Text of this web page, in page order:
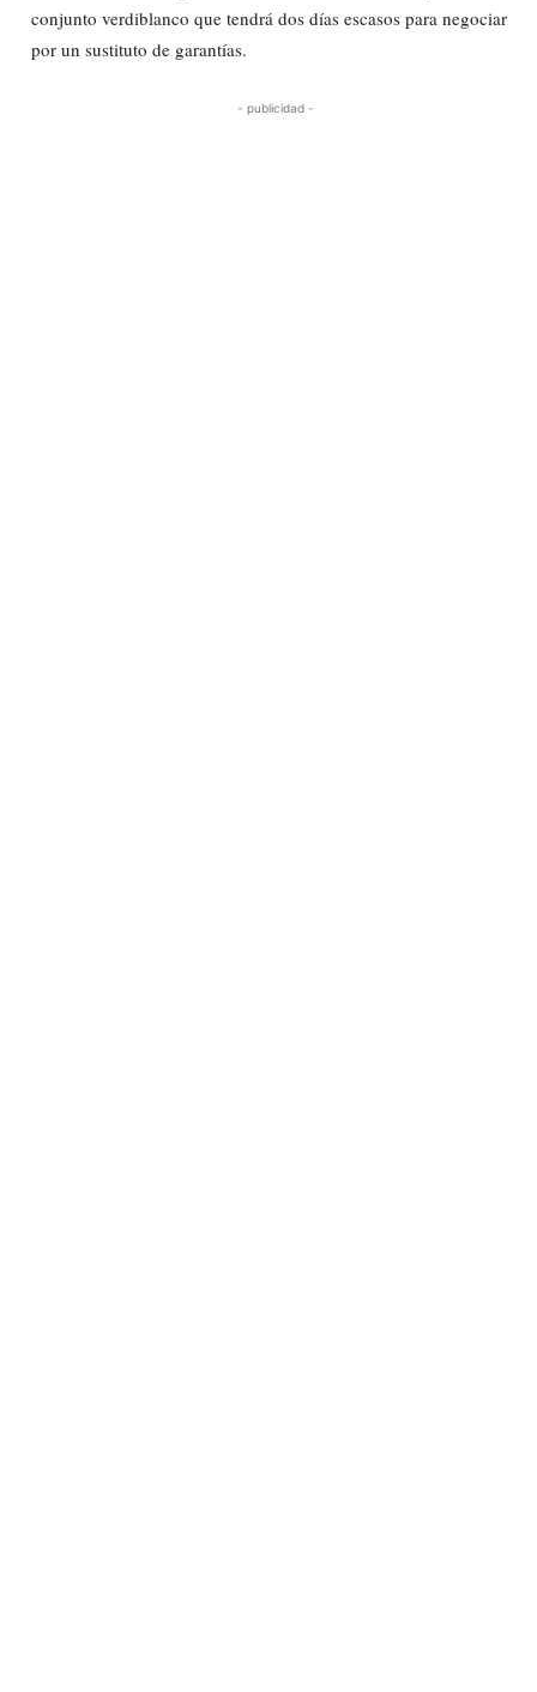
conjunto verdiblanco que tendrá dos días escasos para negociar
por un sustituto de garantías.
- publicidad -